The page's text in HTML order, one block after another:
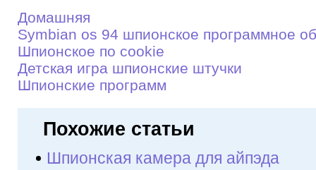
Домашняя
Symbian os 94 шпионское программное
Шпионское по cookie
Детскaя игрa шпионские штучки
Шпионские программ
Похожие статьи
Шпионская камера для айпэда